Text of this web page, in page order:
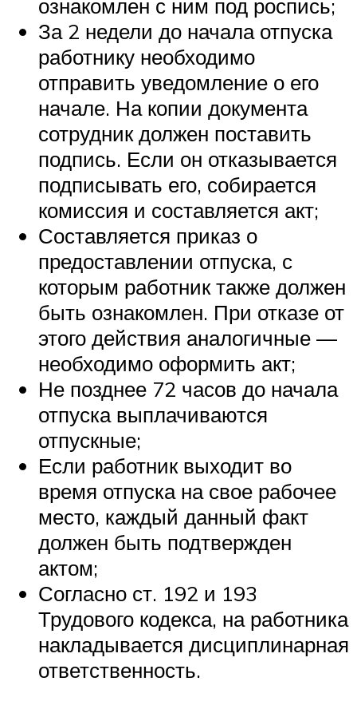
ознакомлен с ним под роспись;
За 2 недели до начала отпуска
работнику необходимо
отправить уведомление о его
начале. На копии документа
сотрудник должен поставить
подпись. Если он отказывается
подписывать его, собирается
комиссия и составляется акт;
Составляется приказ о
предоставлении отпуска, с
которым работник также должен
быть ознакомлен. При отказе от
этого действия аналогичные —
необходимо оформить акт;
Не позднее 72 часов до начала
отпуска выплачиваются
отпускные;
Если работник выходит во
время отпуска на свое рабочее
место, каждый данный факт
должен быть подтвержден
актом;
Согласно ст. 192 и 193
Трудового кодекса, на работника
накладывается дисциплинарная
ответственность.